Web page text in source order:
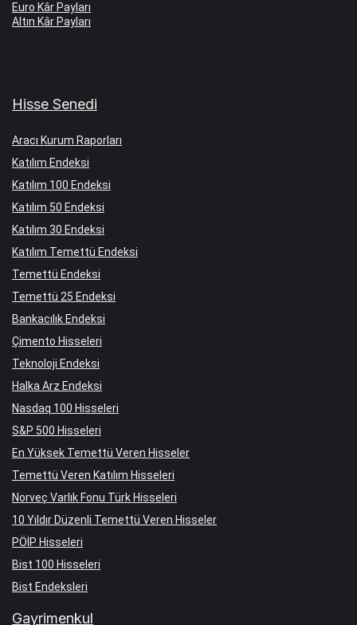
Euro Kâr Payları
Altın Kâr Payları
Hisse Senedi
Aracı Kurum Raporları
Katılım Endeksi
Katılım 100 Endeksi
Katılım 50 Endeksi
Katılım 30 Endeksi
Katılım Temettü Endeksi
Temettü Endeksi
Temettü 25 Endeksi
Bankacılık Endeksi
Çimento Hisseleri
Teknoloji Endeksi
Halka Arz Endeksi
Nasdaq 100 Hisseleri
S&P 500 Hisseleri
En Yüksek Temettü Veren Hisseler
Temettü Veren Katılım Hisseleri
Norveç Varlık Fonu Türk Hisseleri
10 Yıldır Düzenli Temettü Veren Hisseler
PÖİP Hisseleri
Bist 100 Hisseleri
Bist Endeksleri
Gayrimenkul